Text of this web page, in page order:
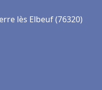
lès Elbeuf (76320)